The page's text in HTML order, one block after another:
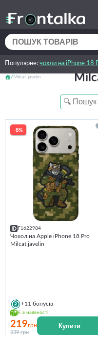
Популярне: чохли на iPhone 18
Milcat javelin
-8%
F1622984
Чохол на Apple iPhone 18 Pro
Milcat javelin
+11 бонусів
Є в наявності
219грн
239 грн
Купити